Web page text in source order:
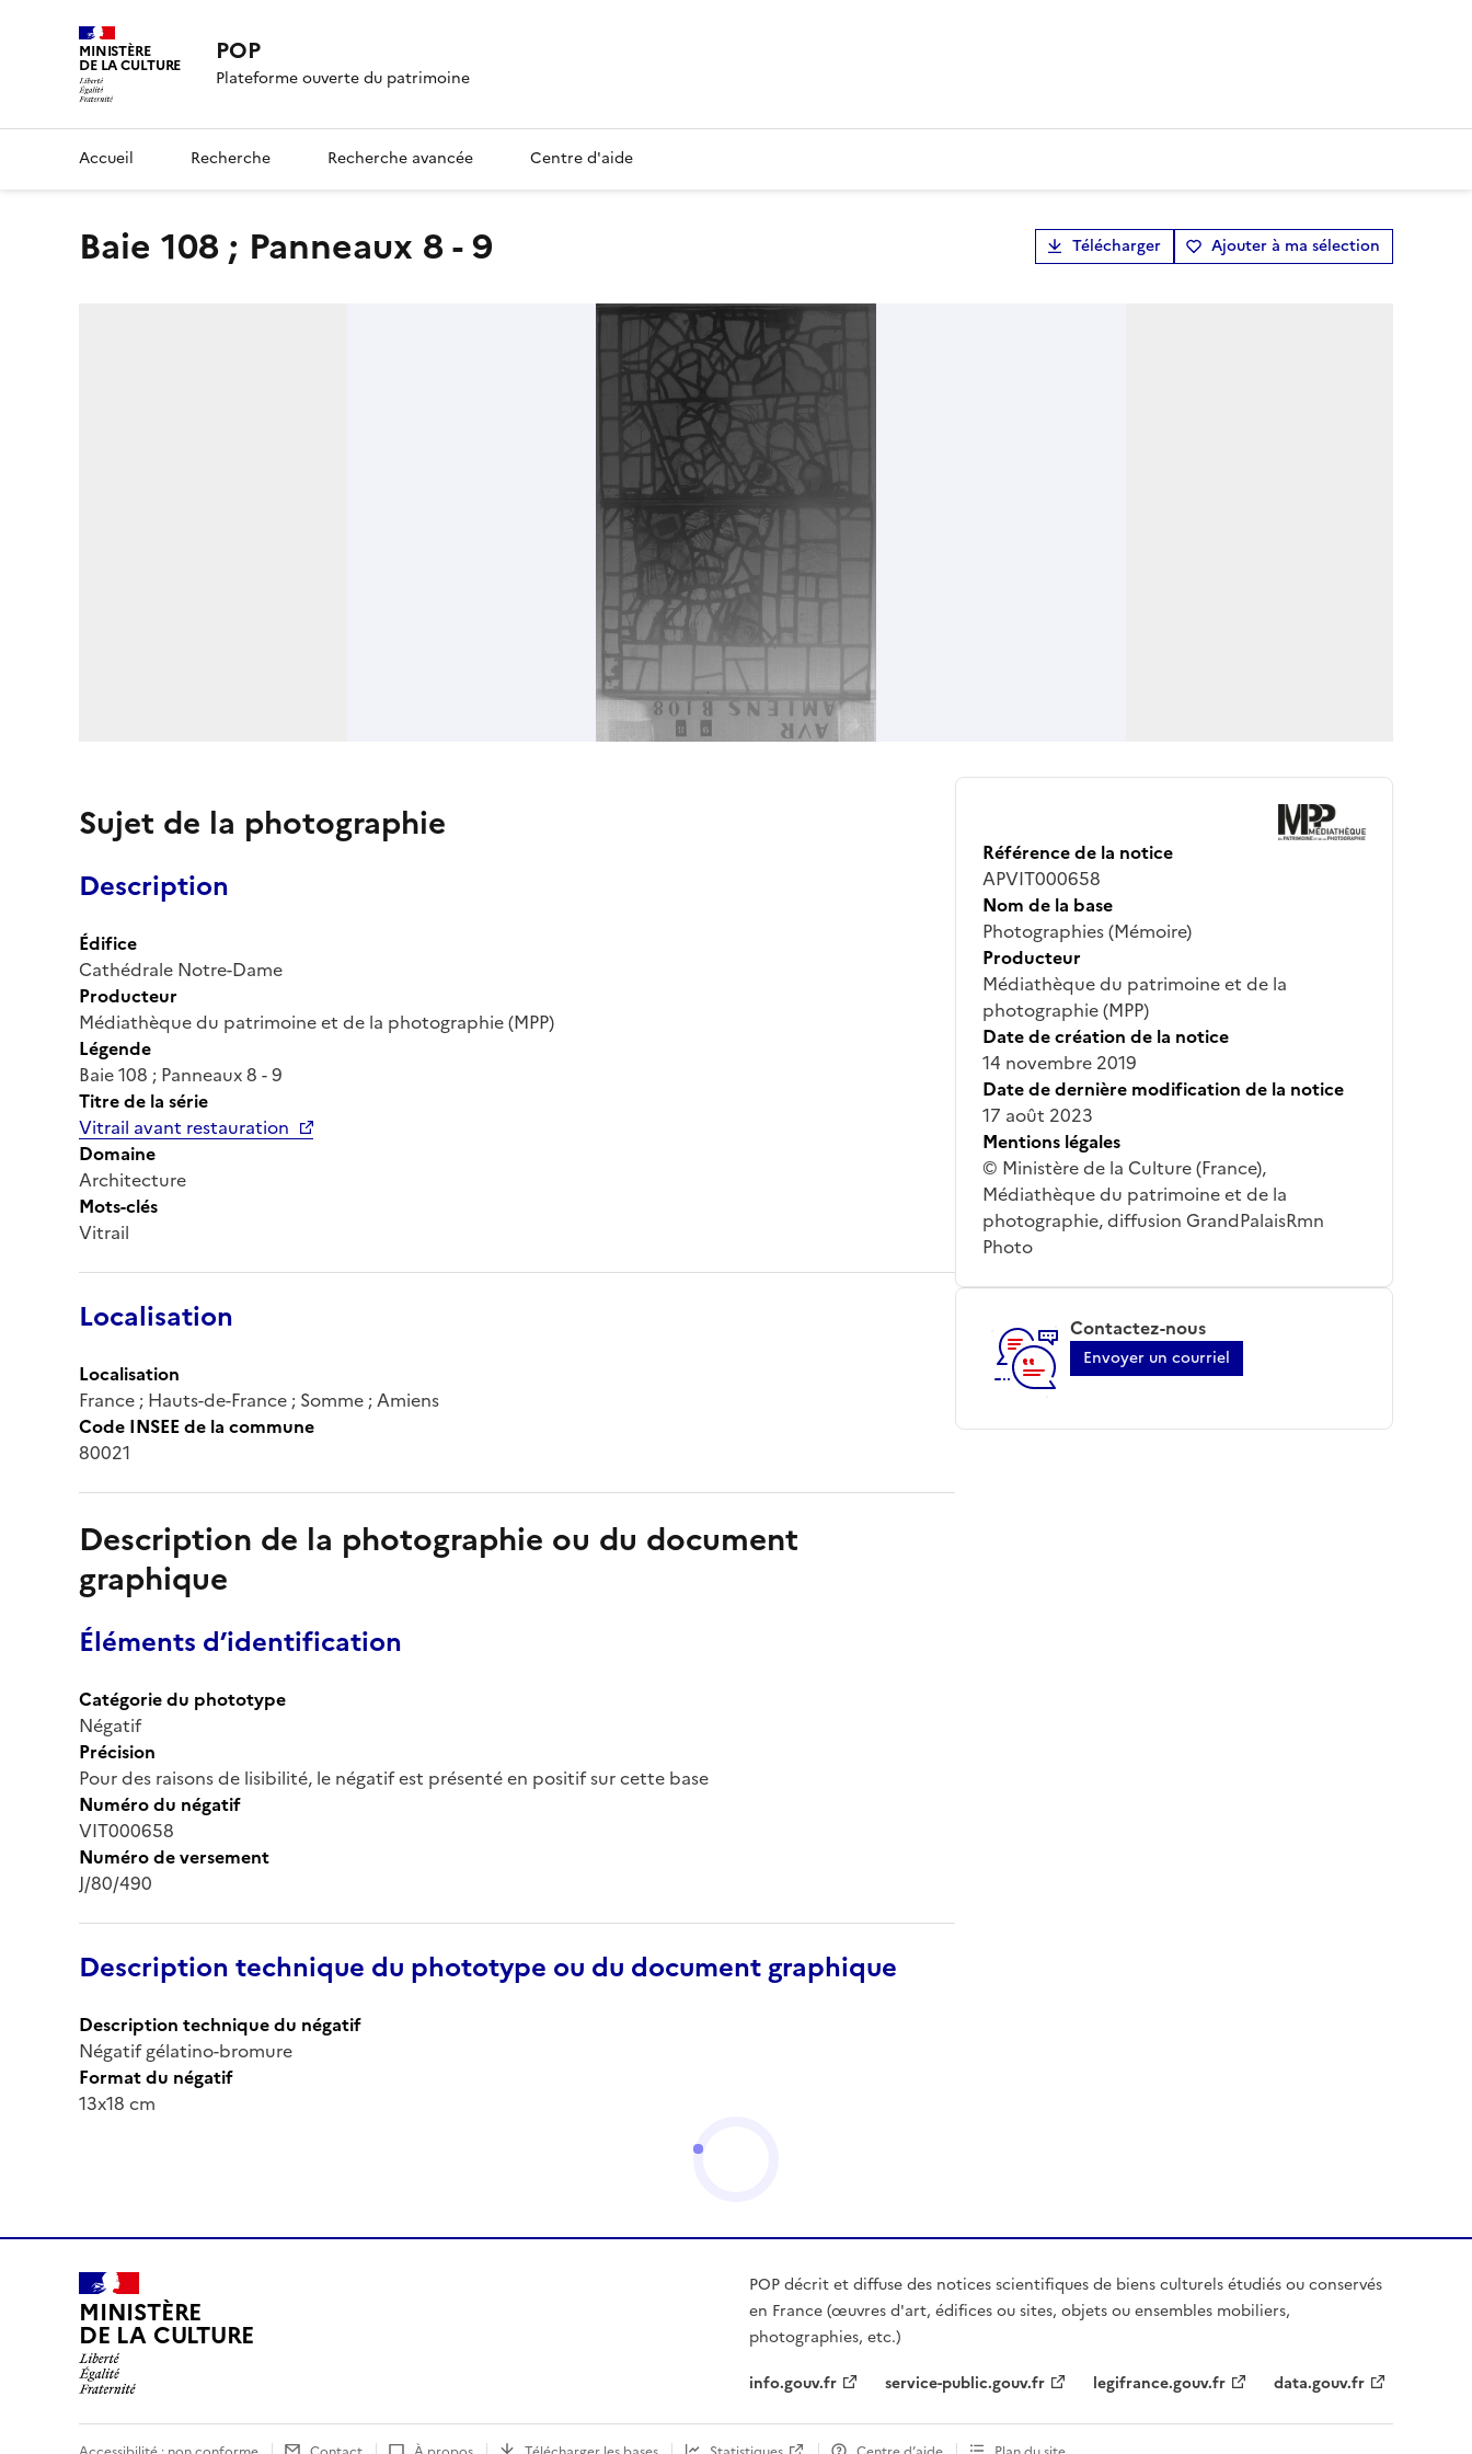
MINISTÈRE
DE LA CULTURE POP
Plateforme ouverte du patrimoine
Accueil Recherche Recherche avancée Centre d'aide
Baie 108 ; Panneaux 8 - 9 Télécharger Ajouter à ma sélection
Sujet de la photographie
Description
Édifice
Cathédrale Notre-Dame
Producteur
Médiathèque du patrimoine et de la photographie (MPP)
Légende
Baie 108 ; Panneaux 8 - 9
Titre de la série
Vitrail avant restauration
Domaine
Architecture
Mots-clés
Vitrail
Localisation
Localisation
France ; Hauts-de-France ; Somme ; Amiens
Code INSEE de la commune
80021
Description de la photographie ou du document
graphique
Éléments d’identification
Catégorie du phototype
Négatif
Précision
Pour des raisons de lisibilité, le négatif est présenté en positif sur cette base
Numéro du négatif
VIT000658
Numéro de versement
J/80/490
Description technique du phototype ou du document graphique
Description technique du négatif
Négatif gélatino-bromure
Format du négatif
13x18 cm
Référence de la notice
APVIT000658
Nom de la base
Photographies (Mémoire)
Producteur
Médiathèque du patrimoine et de la
photographie (MPP)
Date de création de la notice
14 novembre 2019
Date de dernière modification de la notice
17 août 2023
Mentions légales
© Ministère de la Culture (France),
Médiathèque du patrimoine et de la
photographie, diffusion GrandPalaisRmn
Photo
Contactez-nous
Envoyer un courriel
MINISTÈRE
DE LA CULTURE
POP décrit et diffuse des notices scientifiques de biens culturels étudiés ou conservés
en France (œuvres d'art, édifices ou sites, objets ou ensembles mobiliers,
photographies, etc.)
info.gouv.fr
service-public.gouv.fr legifrance.gouv.fr data.gouv.fr